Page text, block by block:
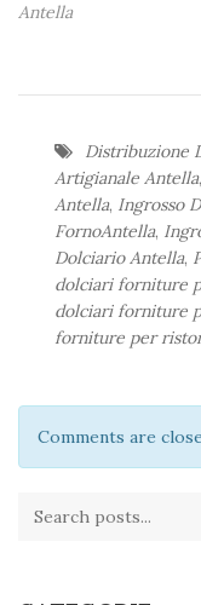
Antella
Distribuzione
Artigianale Antella,
Antella, Ingrosso
FornoAntella,
Dolciario Antella,
dolciari forniture
dolciari forniture
forniture per
Comments are